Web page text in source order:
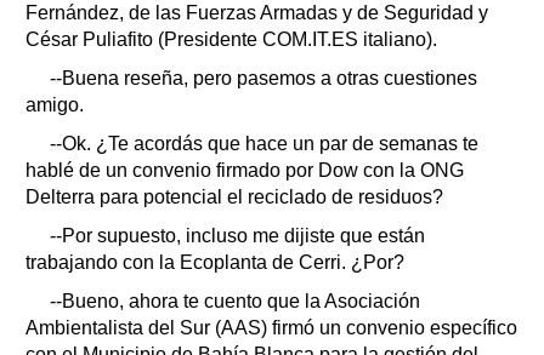
Fernández, de las Fuerzas Armadas y de Seguridad y
César Puliafito (Presidente COM.IT.ES italiano).
--Buena reseña, pero pasemos a otras cuestiones
amigo.
--Ok. ¿Te acordás que hace un par de semanas te
hablé de un convenio firmado por Dow con la ONG
Delterra para potencial el reciclado de residuos?
--Por supuesto, incluso me dijiste que están
trabajando con la Ecoplanta de Cerri. ¿Por?
--Bueno, ahora te cuento que la Asociación
Ambientalista del Sur (AAS) firmó un convenio específico